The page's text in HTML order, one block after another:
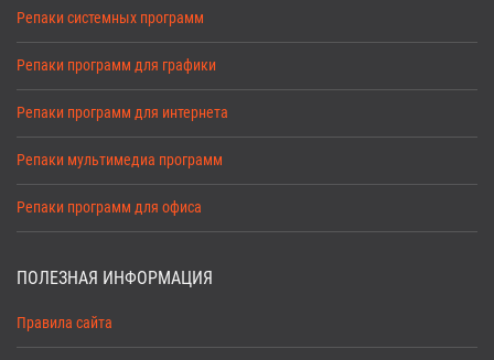
Репаки системных программ
Репаки программ для графики
Репаки программ для интернета
Репаки мультимедиа программ
Репаки программ для офиса
ПОЛЕЗНАЯ ИНФОРМАЦИЯ
Правила сайта